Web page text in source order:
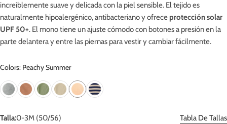
increíblemente suave y delicada con la piel sensible. El tejido es
naturalmente hipoalergénico, antibacteriano y ofrece protección solar
UPF 50+. El mono tiene un ajuste cómodo con botones a presión en la
parte delantera y entre las piernas para vestir y cambiar fácilmente.
Colors: Peachy Summer
Talla:0-3M (50/56) Tabla De Tallas